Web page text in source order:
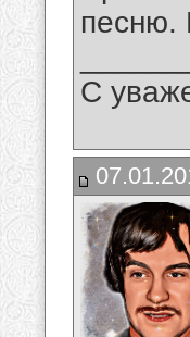
песню.
С